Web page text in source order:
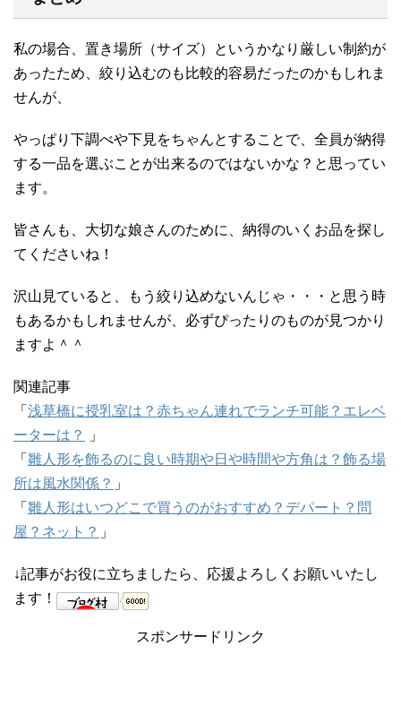
私の場合、置き場所（サイズ）というかなり厳しい制約が
あったため、絞り込むのも比較的容易だったのかもしれま
せんが、
やっぱり下調べや下見をちゃんとすることで、全員が納得
する一品を選ぶことが出来るのではないかな？と思ってい
ます。
皆さんも、大切な娘さんのために、納得のいくお品を探し
てくださいね！
沢山見ていると、もう絞り込めないんじゃ・・・と思う時
もあるかもしれませんが、必ずぴったりのものが見つかり
ますよ＾＾
関連記事
「 浅草橋に授乳室は？赤ちゃん連れでランチ可能？エレベ
ーターは？
」
「 雛人形を飾るのに良い時期や日や時間や方角は？飾る場
所は風水関係？ 」
「 雛人形はいつどこで買うのがおすすめ？デパート？問
屋？ネット？ 」
↓記事がお役に立ちましたら、応援よろしくお願いいたし
ます！
スポンサードリンク